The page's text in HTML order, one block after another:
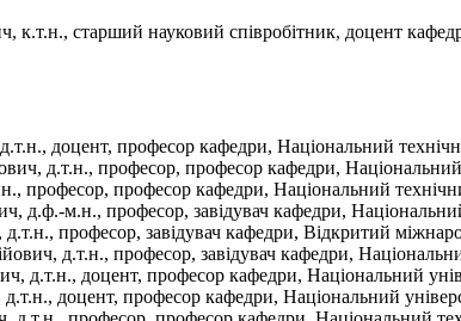
к.т.н., старший науковий співробітник, доцент
доцент, професор кафедри, Національний
д.т.н., професор, професор кафедри, Національний
професор, професор кафедри, Національний
м.н., професор, завідувач кафедри, Національний
д.т.н., професор, завідувач кафедри, Відкритий
д.т.н., професор, завідувач кафедри,
доцент, професор кафедри, Національний
доцент, професор кафедри, Національний